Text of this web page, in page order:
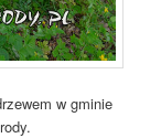
w gminie